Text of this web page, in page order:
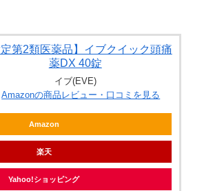
定第2類医薬品】イブクイック頭痛
薬DX 40錠
イブ(EVE)
Amazonの商品レビュー・口コミを見る
Amazon
楽天
Yahoo!ショッピング